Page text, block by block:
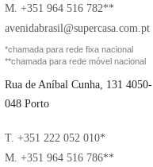
M. +351 964 516 782**
avenidabrasil@supercasa.com.pt
*chamada para rede fixa nacional
**chamada para rede móvel nacional
Rua de Aníbal Cunha, 131 4050-
048 Porto
T. +351 222 052 010*
M. +351 964 516 786**